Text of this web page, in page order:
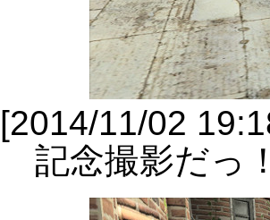
[2014/11/02
記念撮影だっ！